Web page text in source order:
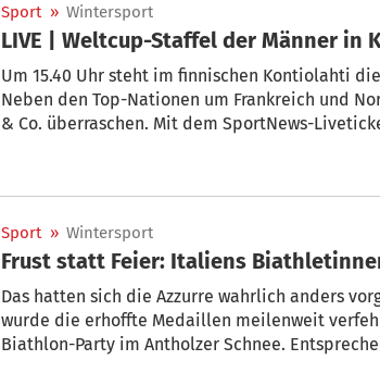
Sport » Wintersport
LIVE | Weltcup-Staffel der Männer in
Um 15.40 Uhr steht im finnischen Kontiolahti
Neben den Top-Nationen um Frankreich und
& Co. überraschen. Mit dem SportNews-
Sport » Wintersport
Frust statt Feier: Italiens
Das hatten sich die Azzurre wahrlich anders
wurde die erhoffte Medaillen meilenweit
Biathlon-Party im Antholzer Schnee.